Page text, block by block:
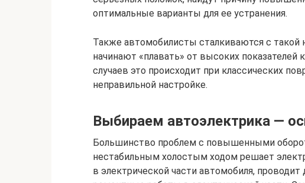
оптимальные варианты для ее устранения.
Также автомобилисты сталкиваются с такой
начинают «плавать» от высоких
случаев это происходит при классических
неправильной настройке.
Выбираем автоэлектрика —
Большинство проблем с повышенными
нестабильным холостым ходом решает
в электрической части автомобиля,